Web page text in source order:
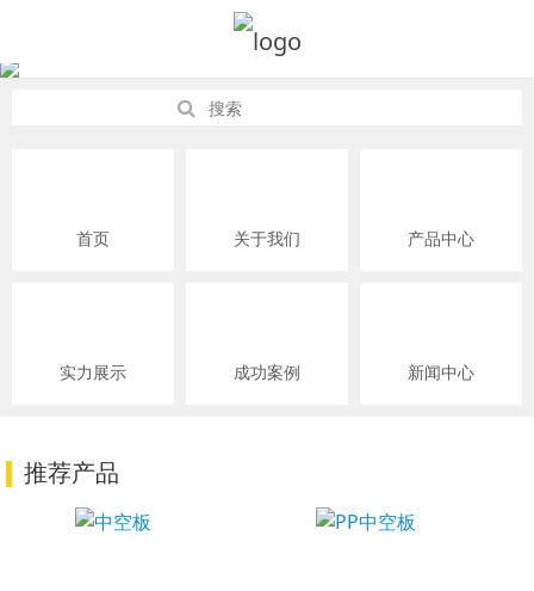
首页 关于我们 产品中心
实力展示 成功案例 新闻中心
推荐产品